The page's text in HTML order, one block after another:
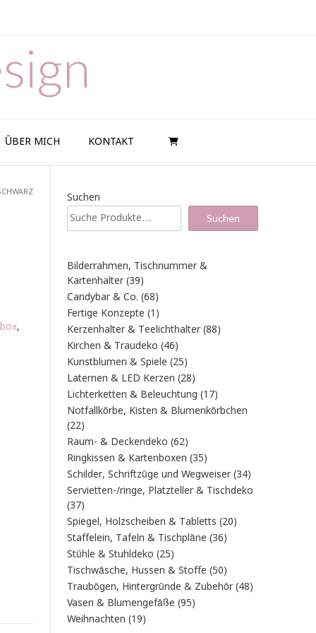
ÜBER MICH KONTAKT
,
Suchen
Suchen
Bilderrahmen, Tischnummer &
Kartenhalter 3939
Produkte
Candybar & Co. 6868
Produkte
Fertige Konzepte 1 1
Produkt
Kerzenhalter & Teelichthalter 8888
Kirchen & Traudeko 4646
Produkte
Kunstblumen & Spiele 2525
Produkte
Laternen & LED Kerzen 2828
Produkte
Lichterketten & Beleuchtung 1717
Produkte
Notfallkörbe, Kisten & Blumenkörbchen
2222
Produkte
Raum- & Deckendeko 6262
Produkte
Ringkissen & Kartenboxen 3535
Produkte
Schilder, Schriftzüge und Wegweiser 3434
Produkte
Servietten-/ringe, Platzteller & Tischdeko
3737
Produkte
Spiegel, Holzscheiben & Tabletts 2020
Staffelein, Tafeln & Tischpläne 3636
Stühle & Stuhldeko 2525
Produkte
Tischwäsche, Hussen & Stoffe 5050
Produkte
Traubögen, Hintergründe & Zubehör 4848
Vasen & Blumengefäße 9595
Weihnachten 1919